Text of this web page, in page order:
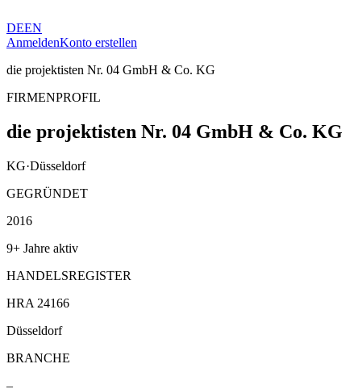
DEEN
AnmeldenKonto erstellen
die projektisten Nr. 04 GmbH & Co. KG
FIRMENPROFIL
die projektisten Nr. 04 GmbH & Co. KG
KG·Düsseldorf
GEGRÜNDET
2016
9+ Jahre aktiv
HANDELSREGISTER
HRA 24166
Düsseldorf
BRANCHE
–